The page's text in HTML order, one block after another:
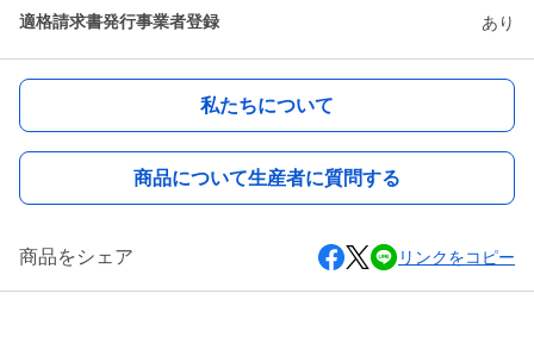
適格請求書発行事業者登録 あり
私たちについて
商品について生産者に質問する
商品をシェア リンクをコピー